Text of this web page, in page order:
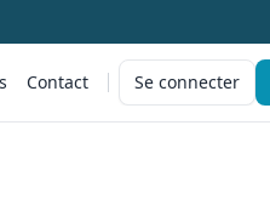
Contact Se connecter